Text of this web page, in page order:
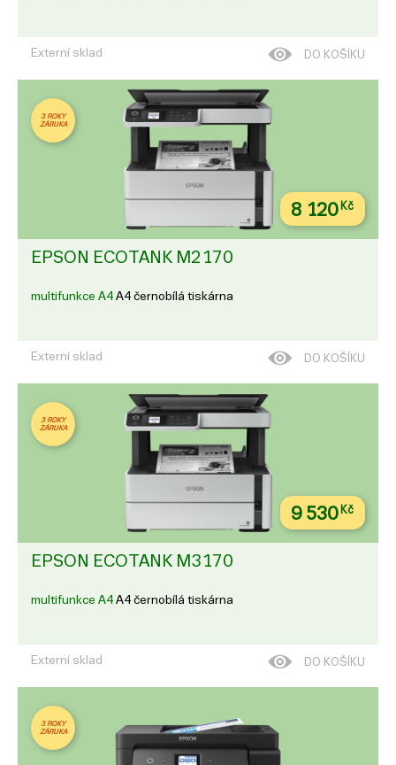
Externí sklad DO KOŠÍKU
3 ROKY
ZÁRUKA
8 120Kč
EPSON ECOTANK M2170
multifunkce A4 A4 černobílá tiskárna
Externí sklad DO KOŠÍKU
3 ROKY
ZÁRUKA
9 530Kč
EPSON ECOTANK M3170
multifunkce A4 A4 černobílá tiskárna
Externí sklad DO KOŠÍKU
3 ROKY
ZÁRUKA